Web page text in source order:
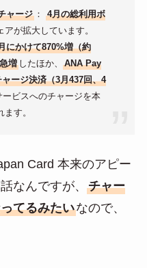
ャージ ：4月の総利用ボ
アが拡大しています。
にかけて870%増（約
増 したほか、ANA Pay
ージ決済（3月437回、4
ビスへのチャージを本
す。
Card 本来のアピー
なんですが、 チャー
てるみたいなので、